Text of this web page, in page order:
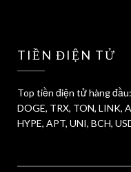
TIỀN ĐIỆN TỬ
Top tiền điện tử hàng
DOGE, TRX, TON, LINK,
HYPE, APT, UNI, BCH,